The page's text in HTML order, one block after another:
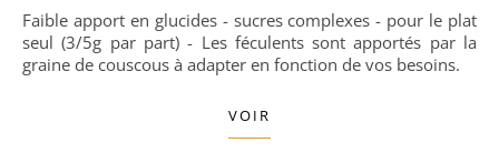
Faible apport en glucides - sucres complexes - pour le plat
seul (3/5g par part) - Les féculents sont apportés par la
graine de couscous à adapter en fonction de vos besoins.
VOIR